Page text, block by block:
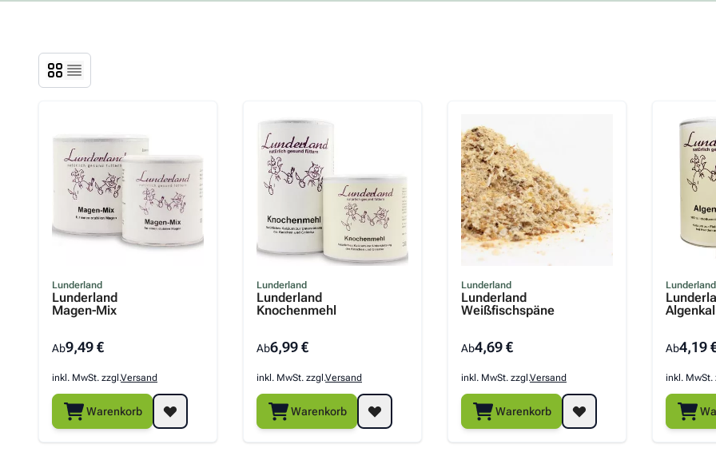
Lunderland
Lunderland
Magen-Mix
Ab9,49 €
inkl. MwSt. zzgl.Versand
Warenkorb
Lunderland
Lunderland
Knochenmehl
Ab6,99 €
inkl. MwSt. zzgl.Versand
Warenkorb
Lunderland
Lunderland
Weißfischspäne
Ab4,69 €
inkl. MwSt. zzgl.Versand
Warenkorb
Lunderland
Ab4,19
inkl. MwSt.